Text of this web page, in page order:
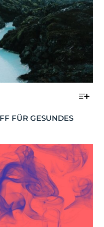
FÜR GESUNDES